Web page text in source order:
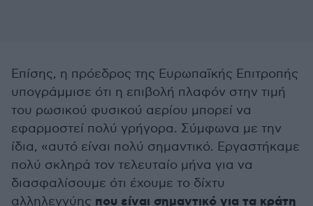
Επίσης, η πρόεδρος της Ευρωπαϊκής Επιτροπής
υπογράμμισε ότι η επιβολή πλαφόν στην τιμή
του ρωσικού φυσικού αερίου μπορεί να
εφαρμοστεί πολύ γρήγορα. Σύμφωνα με την
ίδια, «αυτό είναι πολύ σημαντικό. Εργαστήκαμε
πολύ σκληρά τον τελευταίο μήνα για να
διασφαλίσουμε ότι έχουμε το δίχτυ
αλληλεγγύης που είναι σημαντικό για τα κράτη